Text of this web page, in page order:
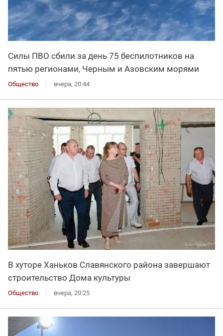
Силы ПВО сбили за день 75 беспилотников на
пятью регионами, Черным и Азовским морями
Общество вчера, 20:44
В хуторе Ханьков Славянского района завершают
строительство Дома культуры
Общество вчера, 20:25